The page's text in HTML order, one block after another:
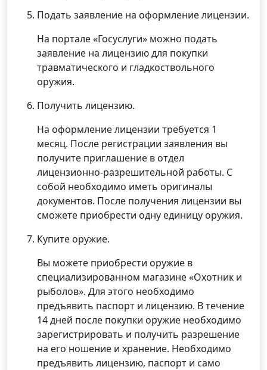
Подать заявление на оформление лицензии.
На портале «Госуслуги» можно подать
заявление на лицензию для покупки
травматического и гладкоствольного
оружия.
Получить лицензию.
На оформление лицензии требуется 1
месяц. После регистрации заявления вы
получите приглашение в отдел
лицензионно-разрешительной работы. С
собой необходимо иметь оригиналы
документов. После получения лицензии вы
сможете приобрести одну единицу оружия.
Купите оружие.
Вы можете приобрести оружие в
специализированном магазине «Охотник и
рыболов». Для этого необходимо
предъявить паспорт и лицензию. В течение
14 дней после покупки оружие необходимо
зарегистрировать и получить разрешение
на его ношение и хранение. Необходимо
предъявить лицензию, паспорт и само